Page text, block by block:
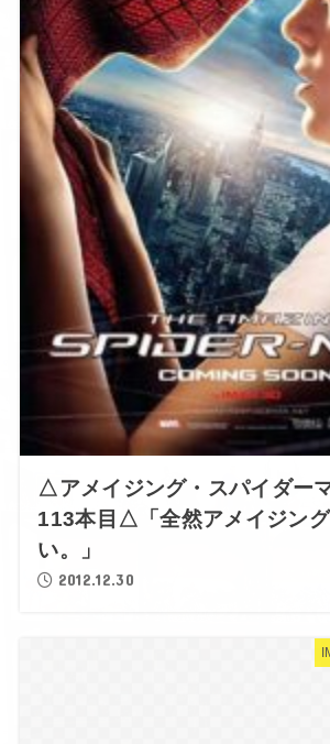
△アメイジング・スパイダー
113本目△「全然アメイジン
い。」
2012.12.30